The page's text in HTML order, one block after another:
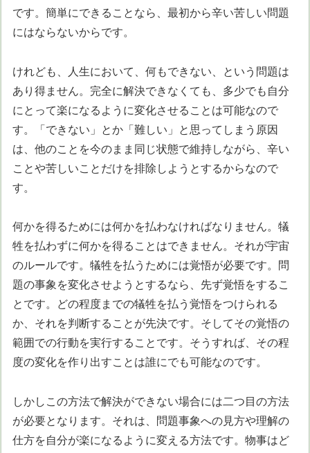
です。簡単にできることなら、最初から辛い苦しい問題
にはならないからです。
けれども、人生において、何もできない、という問題は
あり得ません。完全に解決できなくても、多少でも自分
にとって楽になるように変化させることは可能なので
す。「できない」とか「難しい」と思ってしまう原因
は、他のことを今のまま同じ状態で維持しながら、辛い
ことや苦しいことだけを排除しようとするからなので
す。
何かを得るためには何かを払わなければなりません。犠
牲を払わずに何かを得ることはできません。それが宇宙
のルールです。犠牲を払うためには覚悟が必要です。問
題の事象を変化させようとするなら、先ず覚悟をするこ
とです。どの程度までの犠牲を払う覚悟をつけられる
か、それを判断することが先決です。そしてその覚悟の
範囲での行動を実行することです。そうすれば、その程
度の変化を作り出すことは誰にでも可能なのです。
しかしこの方法で解決ができない場合には二つ目の方法
が必要となります。それは、問題事象への見方や理解の
仕方を自分が楽になるように変える方法です。物事はど